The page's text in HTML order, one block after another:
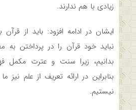
زیادی با هم ندارند.
ایشان در ادامه افزود: باید از
نباید خود قرآن را در پرداختن به
بدانیم، زیرا سنت و عترت مکمل
بنابراین در ارائه تعریف از علم نیز
نیستیم.